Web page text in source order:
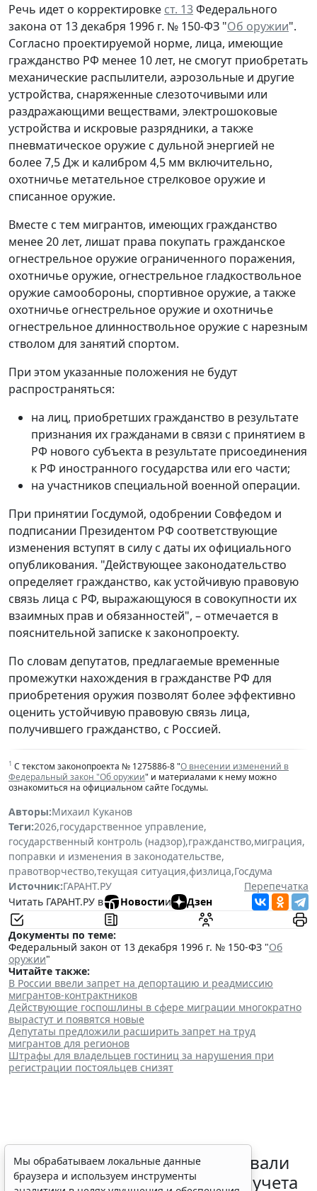
Речь идет о корректировке ст. 13Федерального
закона от 13 декабря 1996 г. № 150-ФЗ "Об оружии".
Согласно проектируемой норме, лица, имеющие
гражданство РФ менее 10 лет, не смогут приобретать
механические распылители, аэрозольные и другие
устройства, снаряженные слезоточивыми или
раздражающими веществами, электрошоковые
устройства и искровые разрядники, а также
пневматическое оружие с дульной энергией не
более 7,5 Дж и калибром 4,5 мм включительно,
охотничье метательное стрелковое оружие и
списанное оружие.
Вместе с тем мигрантов, имеющих гражданство
менее 20 лет, лишат права покупать гражданское
огнестрельное оружие ограниченного поражения,
охотничье оружие, огнестрельное гладкоствольное
оружие самообороны, спортивное оружие, а также
охотничье огнестрельное оружие и охотничье
огнестрельное длинноствольное оружие с нарезным
стволом для занятий спортом.
При этом указанные положения не будут
распространяться:
на лиц, приобретших гражданство в результате
признания их гражданами в связи с принятием в
РФ нового субъекта в результате присоединения
к РФ иностранного государства или его части;
на участников специальной военной операции.
При принятии Госдумой, одобрении Совфедом и
подписании Президентом РФ соответствующие
изменения вступят в силу с даты их официального
опубликования. "Действующее законодательство
определяет гражданство, как устойчивую правовую
связь лица с РФ, выражающуюся в совокупности их
взаимных прав и обязанностей", – отмечается в
пояснительной записке к законопроекту.
По словам депутатов, предлагаемые временные
промежутки нахождения в гражданстве РФ для
приобретения оружия позволят более эффективно
оценить устойчивую правовую связь лица,
получившего гражданство, с Россией.
1 С текстом законопроекта № 1275886-8 "О внесении изменений в
Федеральный закон "Об оружии" и материалами к нему можно
ознакомиться на официальном сайте Госдумы.
Авторы:Михаил Куканов
Теги:2026,государственное управление,
государственный контроль (надзор),гражданство,миграция,
поправки и изменения в законодательстве,
правотворчество,текущая ситуация,физлица,Госдума
Источник:ГАРАНТ.РУ
Перепечатка
Читать ГАРАНТ.РУ в
Новостии Дзен
Документы по теме:
Федеральный закон от 13 декабря 1996 г. № 150-ФЗ "Об
оружии"
Читайте также:
В России ввели запрет на депортацию и реадмиссию
мигрантов-контрактников
Действующие госпошлины в сфере миграции многократно
вырастут и появятся новые
Депутаты предложили расширить запрет на труд
мигрантов для регионов
Штрафы для владельцев гостиниц за нарушения при
регистрации постояльцев снизят
Депутаты Госдумы инициировали
ужесточение миграционного учета
Мы обрабатываем локальные данные
браузера и используем инструменты